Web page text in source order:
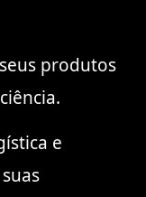
produtos
e